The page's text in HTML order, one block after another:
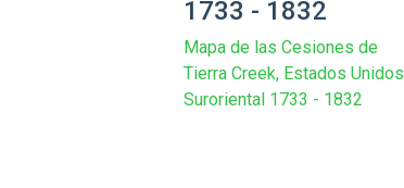
1733 - 1832
Mapa de las Cesiones de
Tierra Creek, Estados Unidos
Suroriental 1733 - 1832